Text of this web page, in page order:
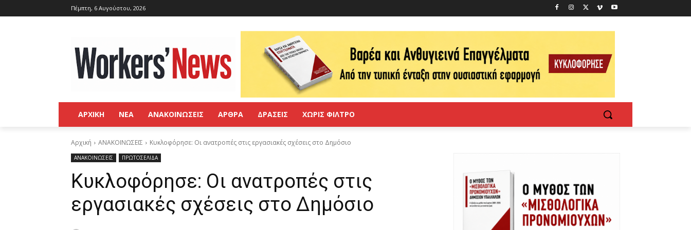
Πέμπτη, 6 Αυγούστου, 2026
ΑΡΧΙΚΗ ΝΕΑ ΑΝΑΚΟΙΝΩΣΕΙΣ ΑΡΘΡΑ ΔΡΑΣΕΙΣ ΧΩΡΙΣ ΦΙΛΤΡΟ
Αρχική ΑΝΑΚΟΙΝΩΣΕΙΣ Κυκλοφόρησε: Οι ανατροπές στις εργασιακές σχέσεις στο Δημόσιο
ΑΝΑΚΟΙΝΩΣΕΙΣ ΠΡΩΤΟΣΕΛΙΔΑ
Κυκλοφόρησε: Οι ανατροπές στις
εργασιακές σχέσεις στο Δημόσιο